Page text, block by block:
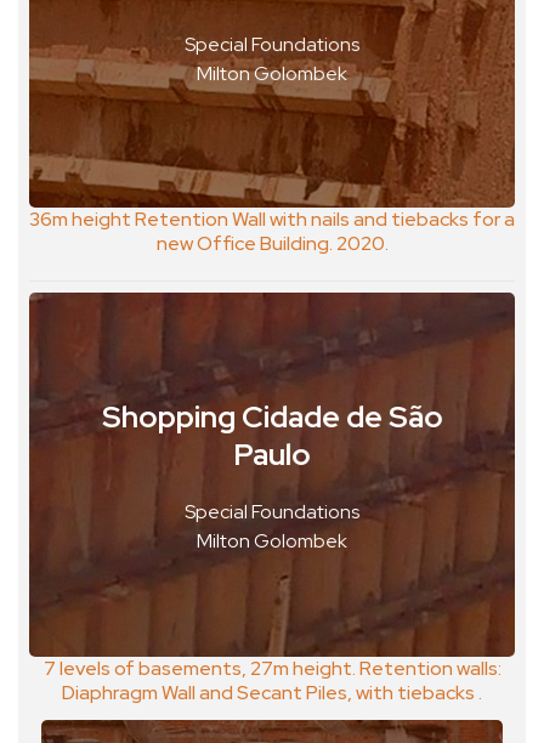
Special Foundations
Milton Golombek
VER FOTO
VER GEOPOSTAL
36m height Retention Wall with nails and tiebacks for a
new Office Building. 2020.
Shopping Cidade de São
Paulo
Special Foundations
Milton Golombek
São Paulo, Brasil
VER GEOPOSTAL
7 levels of basements, 27m height. Retention walls:
Diaphragm Wall and Secant Piles, with tiebacks .
Foundatiosn on Large Bored Piles. 2019.